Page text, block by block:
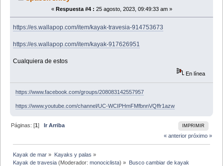
« Respuesta #4 : 25 agosto, 2023, 09:49:33 am »
https://es.wallapop.com/item/kayak-travesia-914753673
https://es.wallapop.com/item/kayak-917626951
Cualquiera de estos
En línea
https://www.facebook.com/groups/208083142557957
https://www.youtube.com/channel/UC-WCIPHmFMfbnnVQffr1azw
IMPRIMIR
Páginas: [1]Ir Arriba
« anterior próximo »
Kayak de mar » Kayaks y palas »
Kayak de travesia (Moderador:monociclista) » Busco cambiar de kayak